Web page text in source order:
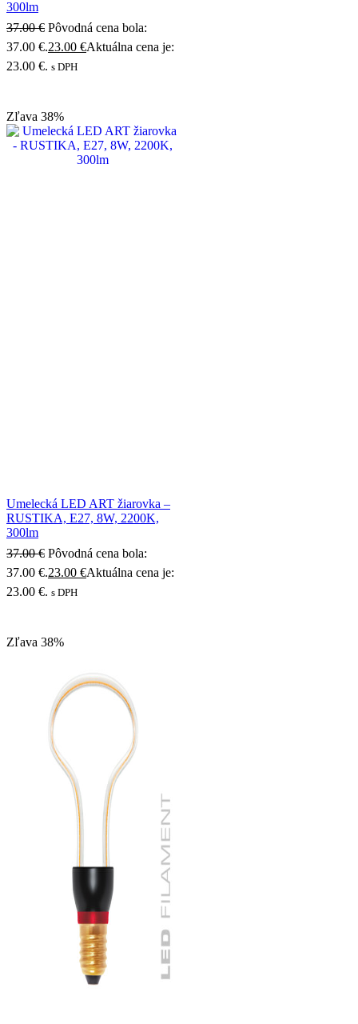
300lm
37.00€ Pôvodná cena bola:
37.00 €.23.00 €Aktuálna cena je:
23.00 €. s DPH
Zľava 38%
Umelecká LED ART žiarovka –
RUSTIKA, E27, 8W, 2200K,
300lm
37.00€ Pôvodná cena bola:
37.00 €.23.00 €Aktuálna cena je:
23.00 €. s DPH
Zľava 38%